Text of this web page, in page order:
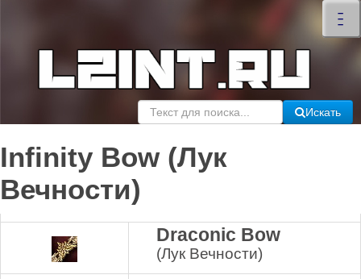
–
–
–
×
Искать
Infinity Bow (Лук
Вечности)
Draconic Bow
(Лук Вечности)